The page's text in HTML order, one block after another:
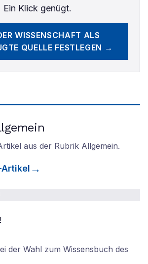
Ein Klick genügt.
WISSENSCHAFT ALS
QUELLE FESTLEGEN →
aus der Rubrik Allgemein.
Artikel
der Wahl zum Wissensbuch des